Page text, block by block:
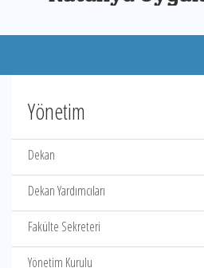
Yönetim
Dekan
Dekan Yardımcıları
Fakülte Sekreteri
Yönetim Kurulu